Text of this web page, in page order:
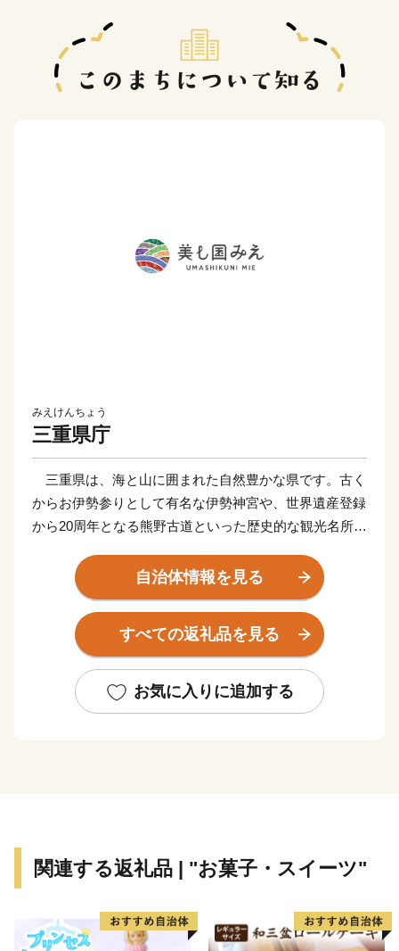
みえけんちょう
三重県庁
三重県は、海と山に囲まれた自然豊かな県です。古く
からお伊勢参りとして有名な伊勢神宮や、世界遺産登録
から20周年となる熊野古道といった歴史的な観光名所の
県内各所に様々な観光スポットが存在します。
三重県を応援したいという方は、ぜひご支援をお願い
いたします。
自治体情報を見る
すべての返礼品を見る
お気に入りに追加する
関連する返礼品 | "お菓子・スイーツ"